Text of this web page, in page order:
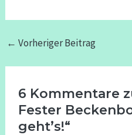
← Vorheriger Beitrag
6 Kommentare
Fester
geht’s!“